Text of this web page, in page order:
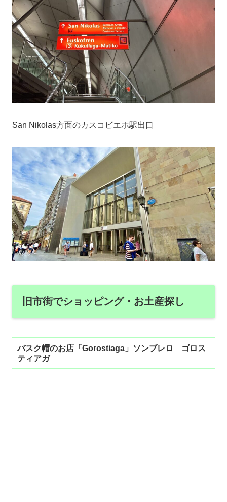
San Nikolas方面のカスコビエホ駅出口
旧市街でショッピング・お土産探し
バスク帽のお店「Gorostiaga」ソンブレロ ゴロス
ティアガ